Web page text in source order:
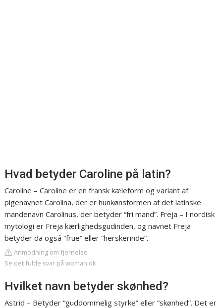
Hvad betyder Caroline på latin?
Caroline – Caroline er en fransk kæleform og variant af
pigenavnet Carolina, der er hunkønsformen af det latinske
mandenavn Carolinus, der betyder “fri mand”. Freja – I nordisk
mytologi er Freja kærlighedsgudinden, og navnet Freja
betyder da også “frue” eller “herskerinde”.
Anmodning om fjernelse
Se det fulde svar på woman.dk
Hvilket navn betyder skønhed?
Astrid – Betyder “guddommelig styrke” eller “skønhed”. Det er